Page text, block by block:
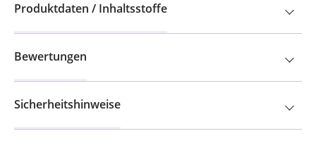
Produktdaten / Inhaltsstoffe
Bewertungen
Sicherheitshinweise